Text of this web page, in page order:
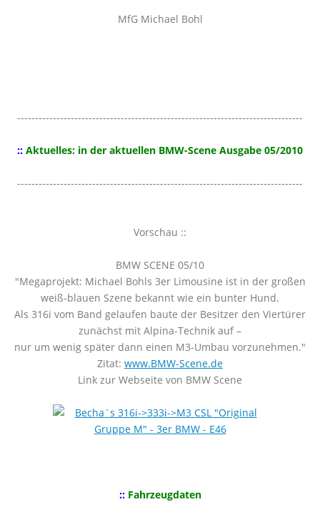
MfG Michael Bohl
--------------------------------------------------------------------------------
:: Aktuelles: in der aktuellen BMW-Scene Ausgabe 05/2010
--------------------------------------------------------------------------------
Vorschau ::
BMW SCENE 05/10
"Megaprojekt: Michael Bohls 3er Limousine ist in der großen
weiß-blauen Szene bekannt wie ein bunter Hund.
Als 316i vom Band gelaufen baute der Besitzer den Viertürer
zunächst mit Alpina-Technik auf –
nur um wenig später dann einen M3-Umbau vorzunehmen."
Zitat: www.BMW-Scene.de
Link zur Webseite von BMW Scene
::Fahrzeugdaten